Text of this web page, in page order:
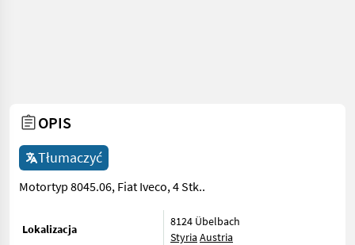
OPIS
Tłumaczyć
Motortyp 8045.06, Fiat Iveco, 4 Stk..
Lokalizacja
8124 Übelbach
Styria Austria